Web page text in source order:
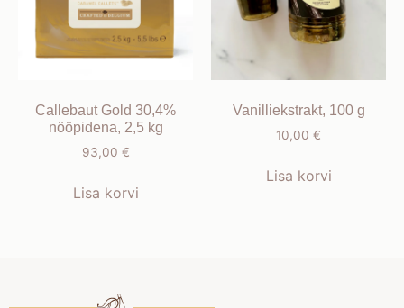
Callebaut Gold 30,4%
nööpidena, 2,5 kg
93,00 €
Lisa korvi
Vanilliekstrakt, 100 g
10,00 €
Lisa korvi